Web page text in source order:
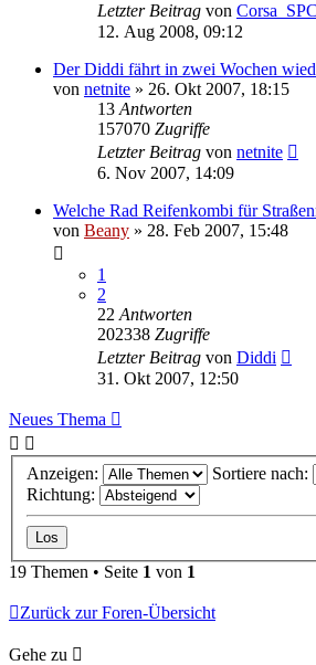
Letzter Beitrag von Corsa_SPC
12. Aug 2008, 09:12
Der Diddi fährt in zwei Wochen
von netnite » 26. Okt 2007, 18:15
13 Antworten
157070 Zugriffe
Letzter Beitrag von netnite
6. Nov 2007, 14:09
Welche Rad Reifenkombi für
von Beany » 28. Feb 2007, 15:48
1
2
22 Antworten
202338 Zugriffe
Letzter Beitrag von Diddi
31. Okt 2007, 12:50
Neues Thema
Anzeigen:
Sortiere nach:
Richtung:
19 Themen • Seite 1 von 1
Zurück zur Foren-Übersicht
Gehe zu